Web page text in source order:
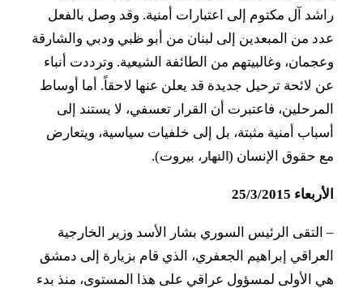
راشد آل مكتوم إلى اعتبارات أمنية. وقد وصل بالفعل
عدد من المبعدين إلى لبنان من أبو ظبي ودبي والشارقة
وعجمان، وغالبيتهم من الطائفة الشيعية. وترددت أنباء
عن لائحة ترحيل جديدة قد يعلن عنها لاحقاً. أما أوساط
المرحلين، فاعتبرت أن القرار تعسفي، لا يستند إلى
أسباب أمنية مثبتة، بل إلى خلفيات سياسية، ويتعارض
مع حقوق الإنسان ( النهار ، بيروت).
الأربعاء 25/3/2015
– التقى الرئيس السوري بشار الأسد وزير الخارجية
العراقي إبراهيم الجعفري، الذي قام بزيارة إلى دمشق
هي الأولى لمسؤول عراقي على هذا المستوى، منذ بدء